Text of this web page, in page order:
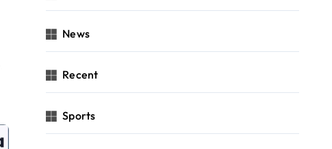
News
Recent
Sports